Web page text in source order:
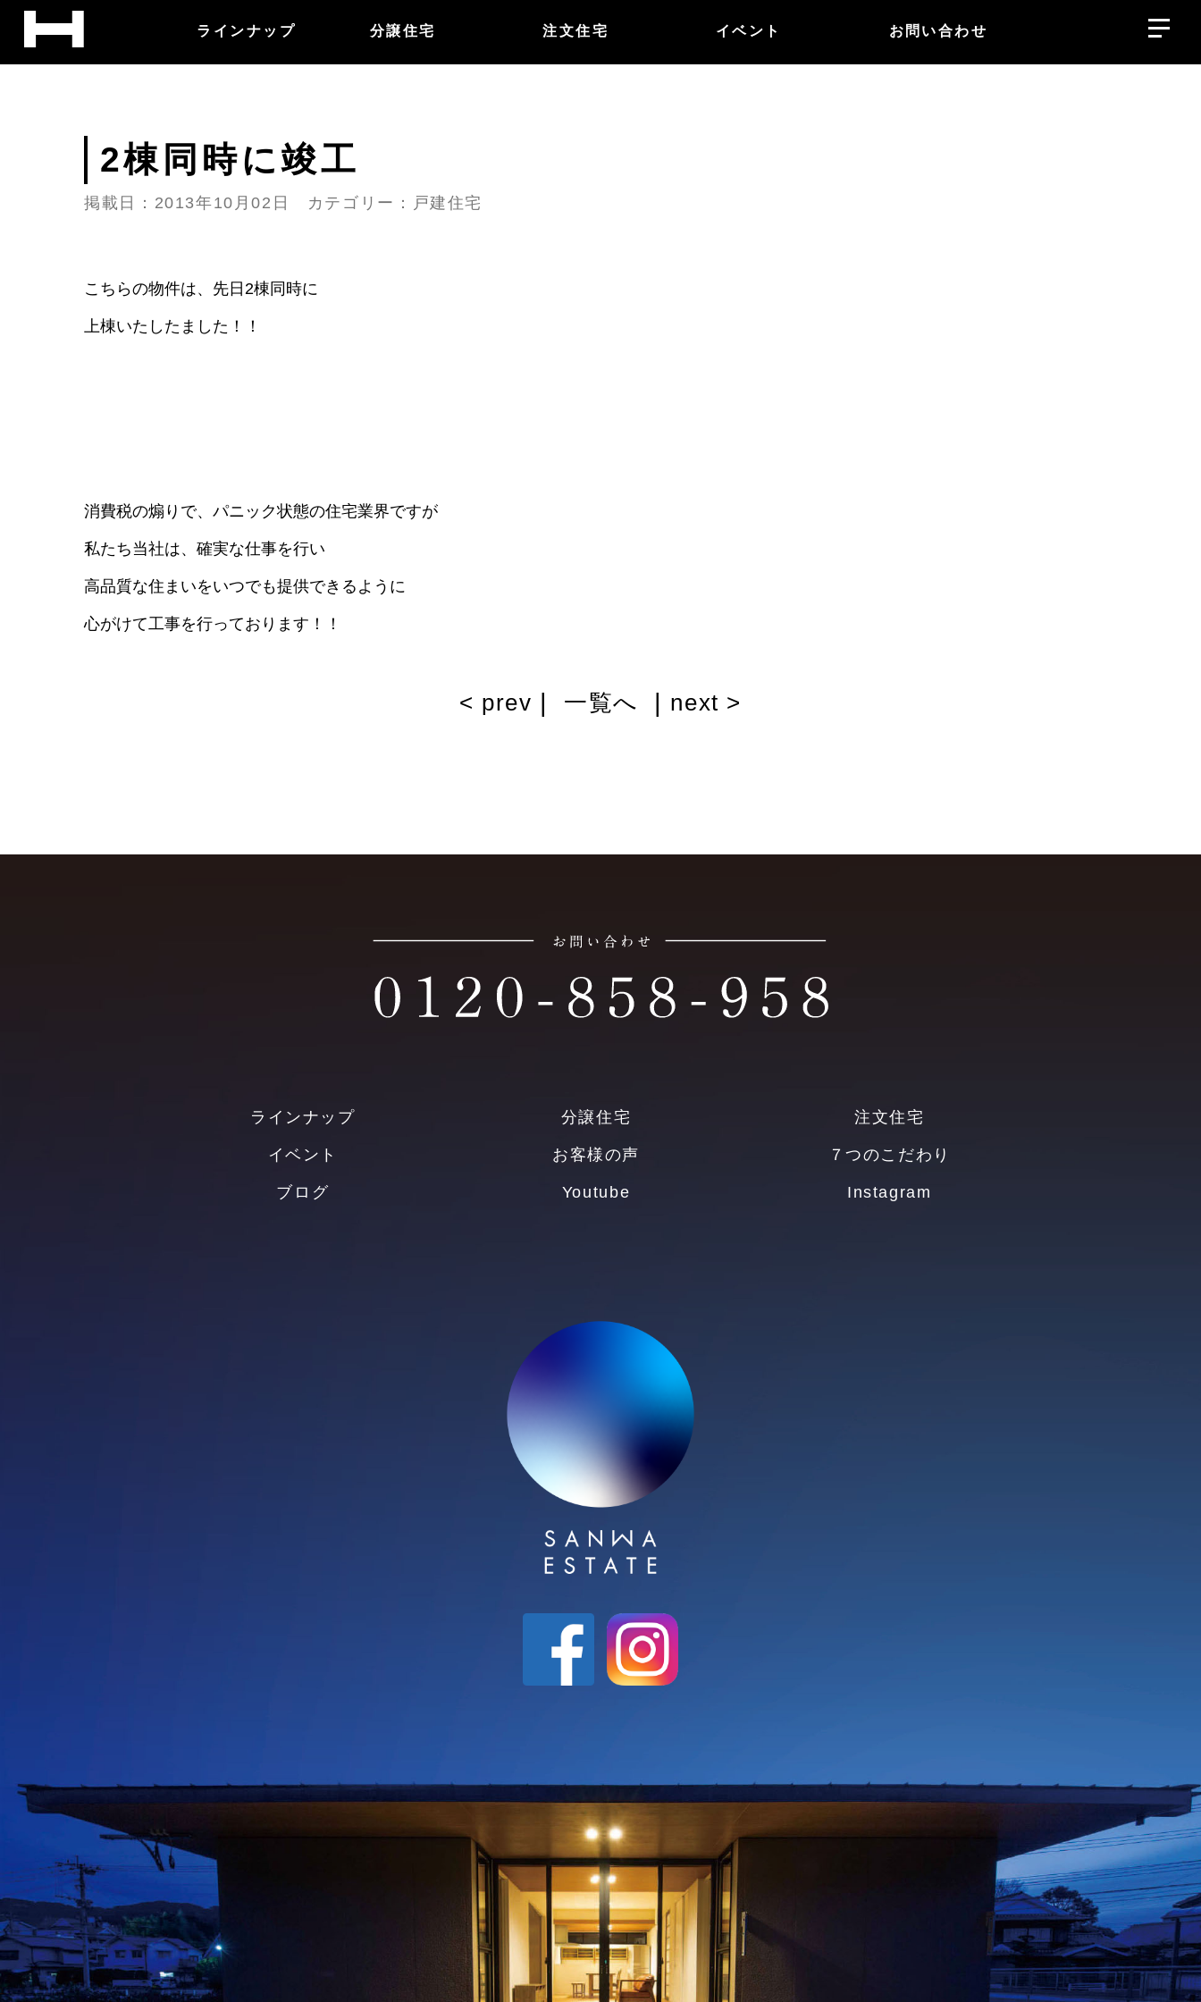
ラインナップ 分譲住宅 注文住宅 イベント お問い合わせ
2棟同時に竣工
掲載日：2013年10月02日 カテゴリー：戸建住宅
こちらの物件は、先日2棟同時に
上棟いたしたました！！
消費税の煽りで、パニック状態の住宅業界ですが
私たち当社は、確実な仕事を行い
高品質な住まいをいつでも提供できるように
心がけて工事を行っております！！
< prev | 一覧へ | next >
ラインナップ 分譲住宅 注文住宅
イベント お客様の声 ７つのこだわり
ブログ Youtube Instagram